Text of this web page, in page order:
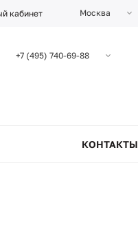
кабинет Москва
+7 (495) 740-69-88
КОНТАКТЫ